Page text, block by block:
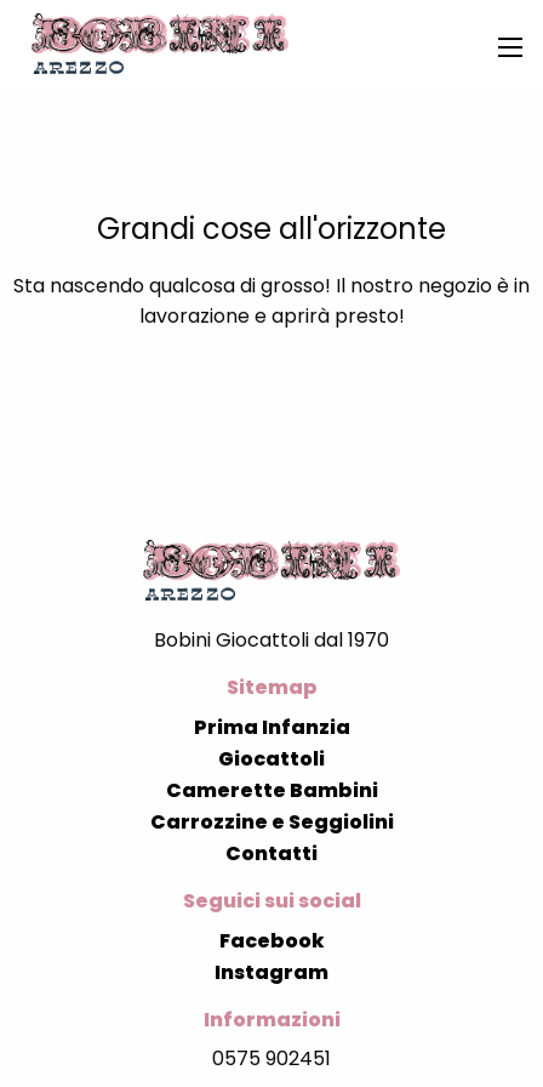
Grandi cose all'orizzonte
Sta nascendo qualcosa di grosso! Il nostro negozio è in
lavorazione e aprirà presto!
Bobini Giocattoli dal 1970
Sitemap
Prima Infanzia
Giocattoli
Camerette Bambini
Carrozzine e Seggiolini
Contatti
Seguici sui social
Facebook
Instagram
Informazioni
0575 902451